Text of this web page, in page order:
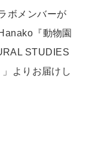
ご褒美旅。」
ボメンバーが
『動物園
STUDIES
よりお届けし